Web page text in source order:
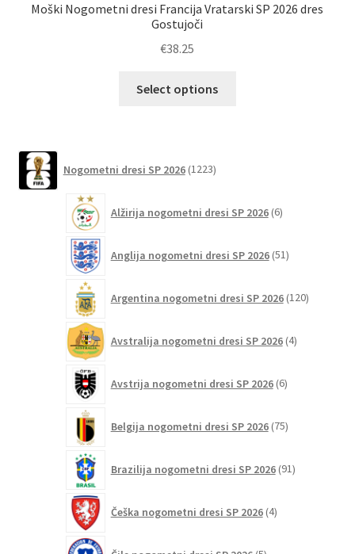
Moški Nogometni dresi Francija Vratarski SP 2026 dres
Gostujoči
€38.25
Select options
izberete
strani
Nogometni dresi SP 2026 1223izdelkov
Alžirija nogometni dresi SP 2026 6izdelkov
Anglija nogometni dresi SP 2026 51izdelkov
Argentina nogometni dresi SP 2026 120izdelkov
Avstralija nogometni dresi SP 2026 4izdelki
Avstrija nogometni dresi SP 2026 6izdelkov
Belgija nogometni dresi SP 2026 75izdelkov
Brazilija nogometni dresi SP 2026 91izdelkov
Češka nogometni dresi SP 2026 4izdelki